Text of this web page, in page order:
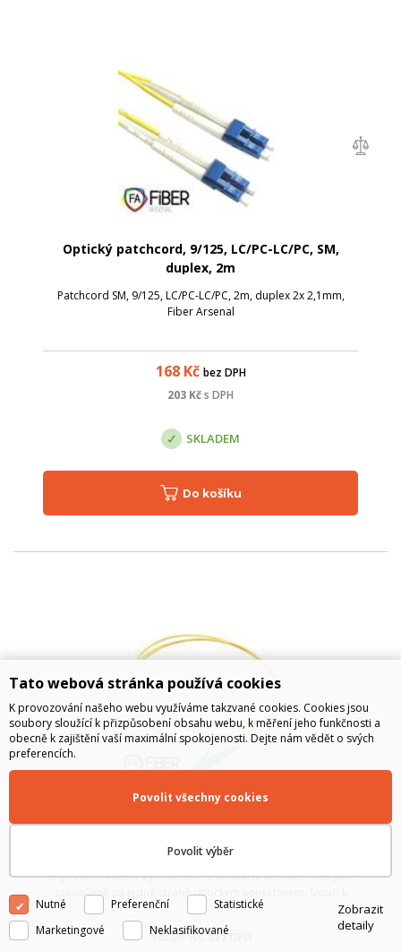
Optický patchcord, 9/125, LC/PC-LC/PC, SM,
duplex, 2m
Patchcord SM, 9/125, LC/PC-LC/PC, 2m, duplex 2x 2,1mm,
Fiber Arsenal
168Kč bez DPH
203 Kčs DPH
SKLADEM
Do košíku
Optický pigtail od výrobce Fiber Arsenal je předem
připravené vlákno v polotěsné sekundární ochraně (900 µm),
zakončené na jedné straně optickým konektorem. Slouží k
ukončení optického kabelu v optickém rozvaděči, kde lze
spojování jednotlivých vláken ...
38.50Kč bez DPH
Tato webová stránka používá cookies
K provozování našeho webu využíváme takzvané cookies. Cookies jsou
soubory sloužící k přizpůsobení obsahu webu, k měření jeho funkčnosti a
obecně k zajištění vaší maximální spokojenosti. Dejte nám vědět o svých
preferencích.
Povolit výběr
Povolit všechny cookies
Nutné Preferenční
Statistické
Marketingové
Neklasifikované
Zobrazit
detaily